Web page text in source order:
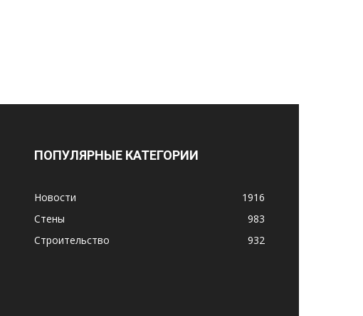
ПОПУЛЯРНЫЕ КАТЕГОРИИ
Новости
1916
Стены
983
Строительство
932